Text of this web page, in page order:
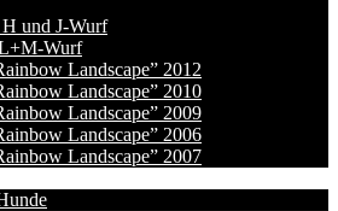
H und J-Wurf
Wurf
Landscape” 2012
Landscape” 2010
Landscape” 2009
Landscape” 2006
Landscape” 2007